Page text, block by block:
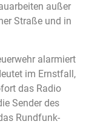
außer
Straße und in
alarmiert
im Ernstfall,
das Radio
Sender des
Rundfunk-